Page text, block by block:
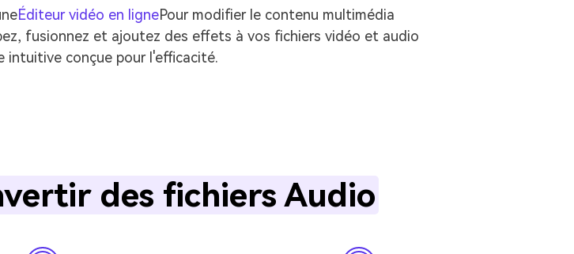
Éditeur vidéo en lignePour modifier le contenu multimédia
fusionnez et ajoutez des effets à vos fichiers vidéo et audio
intuitive conçue pour l'efficacité.
des fichiers Audio